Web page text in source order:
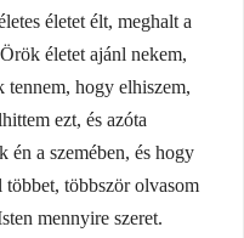
életet élt, meghalt a
életet ajánl nekem,
hogy elhiszem,
ezt, és azóta
a szemében, és hogy
többször olvasom
mennyire szeret.